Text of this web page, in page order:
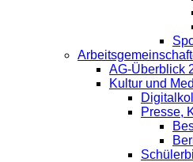
AG-Überblick
Kultur und
Presse,